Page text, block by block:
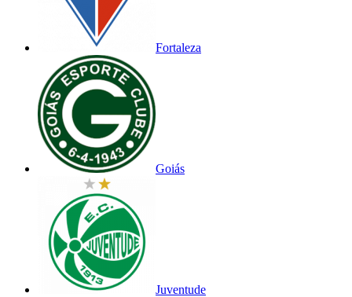
Fortaleza
Goiás
Juventude